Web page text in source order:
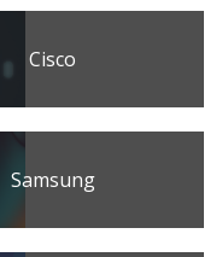
Cisco
Samsung